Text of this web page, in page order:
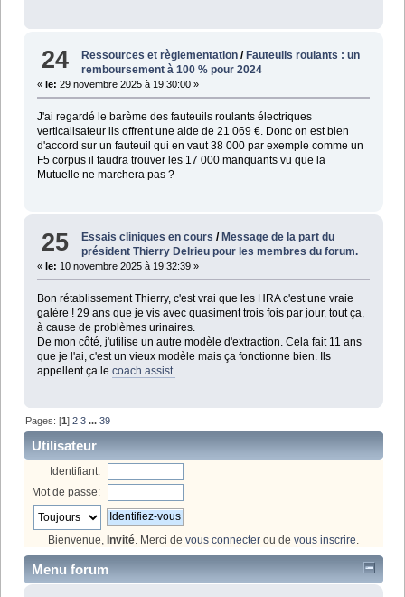
24 Ressources et règlementation /Fauteuils roulants : un
remboursement à 100 % pour 2024
« le: 29 novembre 2025 à 19:30:00 »
J'ai regardé le barème des fauteuils roulants électriques
verticalisateur ils offrent une aide de 21 069 €. Donc on est bien
d'accord sur un fauteuil qui en vaut 38 000 par exemple comme un
F5 corpus il faudra trouver les 17 000 manquants vu que la
Mutuelle ne marchera pas ?
25 Essais cliniques en cours / Message de la part du
président Thierry Delrieu pour les membres du forum.
« le: 10 novembre 2025 à 19:32:39 »
Bon rétablissement Thierry, c'est vrai que les HRA c'est une vraie
galère ! 29 ans que je vis avec quasiment trois fois par jour, tout ça,
à cause de problèmes urinaires.
De mon côté, j'utilise un autre modèle d'extraction. Cela fait 11 ans
que je l'ai, c'est un vieux modèle mais ça fonctionne bien. Ils
appellent ça le coach assist.
Pages: [1]2 3 ...39
Utilisateur
Identifiant:
Mot de passe:
Bienvenue, Invité. Merci de vous connecter ou de vous inscrire.
Menu forum